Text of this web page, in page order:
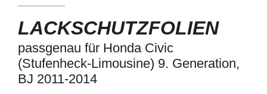
LACKSCHUTZFOLIEN
passgenau für Honda Civic
(Stufenheck-Limousine) 9. Generation,
BJ 2011-2014